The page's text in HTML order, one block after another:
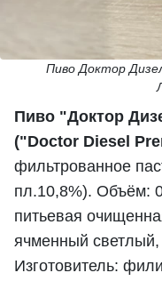
Пиво Доктор
Пиво "Доктор
("Doctor Diesel
фильтрованное
пл.10,8%). Объём:
питьевая
ячменный
Изготовитель: